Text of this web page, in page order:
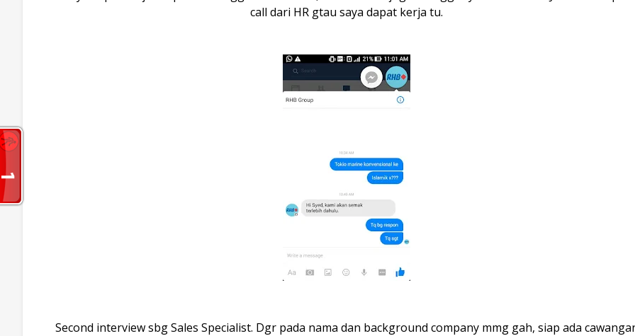
call dari HR gtau saya dapat kerja tu.
Second interview sbg Sales Specialist. Dgr pada nama dan background company mmg gah, siap ada